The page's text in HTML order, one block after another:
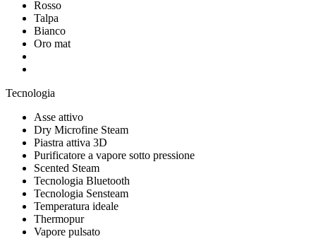
Rosso
Talpa
Bianco
Oro mat
Tecnologia
Asse attivo
Dry Microfine Steam
Piastra attiva 3D
Purificatore a vapore sotto pressione
Scented Steam
Tecnologia Bluetooth
Tecnologia Sensteam
Temperatura ideale
Thermopur
Vapore pulsato